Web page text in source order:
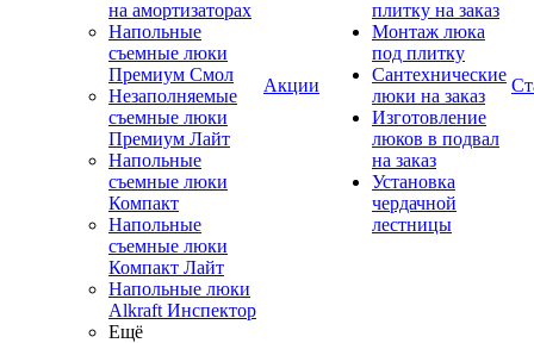
на амортизаторах
Напольные
съемные люки
Премиум Смол
Незаполняемые
съемные люки
Премиум Лайт
Напольные
съемные люки
Компакт
Напольные
съемные люки
Компакт Лайт
Напольные люки
Alkraft Инспектор
Ещё
Акции
плитку на заказ
Монтаж люка
под плитку
Сантехнические
люки на заказ
Изготовление
люков в подвал
на заказ
Установка
чердачной
лестницы